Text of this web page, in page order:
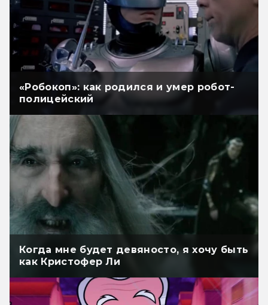
«Робокоп»: как родился и умер робот-
полицейский
Когда мне будет девяносто, я хочу быть
как Кристофер Ли